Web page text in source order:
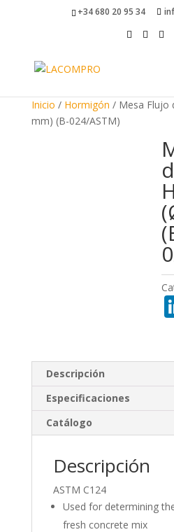
+34 680 20 95 34
Inicio / Hormigón / Mesa Flujo
mm) (B-024/ASTM)
Descripción
Especificaciones
Catálogo
Descripción
ASTM C124
Used for determining
fresh concrete mix